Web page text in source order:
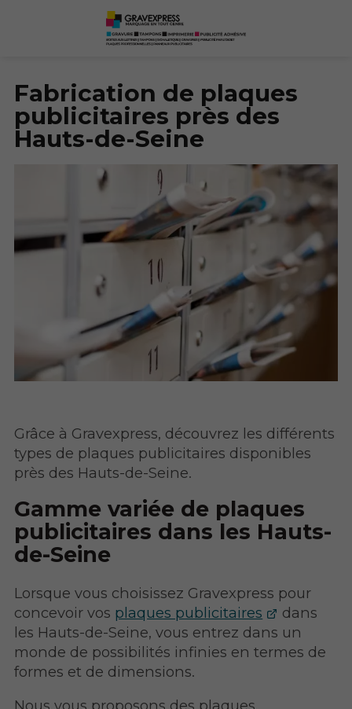
Fabrication de plaques
publicitaires près des
Hauts-de-Seine
Grâce à Gravexpress, découvrez les différents
types de plaques publicitaires disponibles
près des Hauts-de-Seine.
Gamme variée de plaques
publicitaires dans les Hauts-
de-Seine
Lorsque vous choisissez Gravexpress pour
concevoir vos plaques publicitaires
dans
les Hauts-de-Seine, vous entrez dans un
monde de possibilités infinies en termes de
formes et de dimensions.